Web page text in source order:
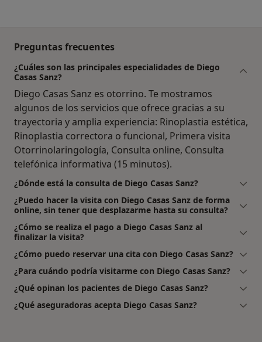
Preguntas frecuentes
¿Cuáles son las principales especialidades de Diego
Casas Sanz?
Diego Casas Sanz es otorrino. Te mostramos
algunos de los servicios que ofrece gracias a su
trayectoria y amplia experiencia: Rinoplastia estética,
Rinoplastia correctora o funcional, Primera visita
Otorrinolaringología, Consulta online, Consulta
telefónica informativa (15 minutos).
¿Dónde está la consulta de Diego Casas Sanz?
¿Puedo hacer la visita con Diego Casas Sanz de forma
online, sin tener que desplazarme hasta su consulta?
¿Cómo se realiza el pago a Diego Casas Sanz al
finalizar la visita?
¿Cómo puedo reservar una cita con Diego Casas Sanz?
¿Para cuándo podría visitarme con Diego Casas Sanz?
¿Qué opinan los pacientes de Diego Casas Sanz?
¿Qué aseguradoras acepta Diego Casas Sanz?